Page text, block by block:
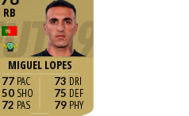
RB
MIGUEL LOPES
77
50
72
73
75
79